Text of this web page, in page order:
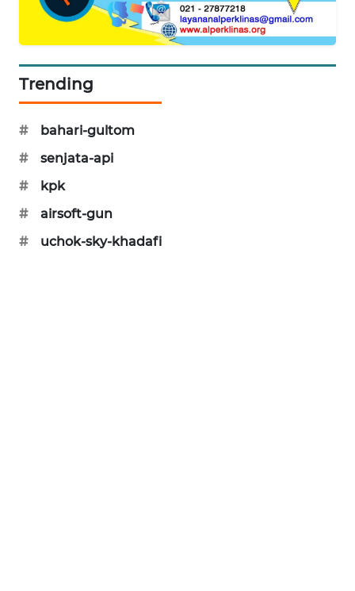
Trending
#
bahari-gultom
#
senjata-api
#
kpk
#
airsoft-gun
#
uchok-sky-khadafi
HUMBANG
NEWS
GARONGGANG
NEWS
ID
NEWS